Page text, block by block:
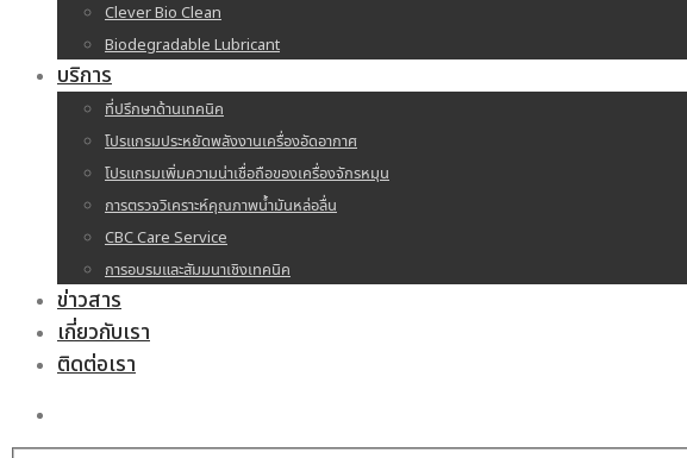
Clever Bio Clean
Biodegradable Lubricant
บริการ
ที่ปรึกษาด้านเทคนิค
โปรแกรมประหยัดพลังงานเครื่องอัดอากาศ
โปรแกรมเพิ่มความน่าเชื่อถือของเครื่องจักรหมุน
การตรวจวิเคราะห์คุณภาพน้ำมันหล่อลื่น
CBC Care Service
การอบรมและสัมมนาเชิงเทคนิค
ข่าวสาร
เกี่ยวกับเรา
ติดต่อเรา